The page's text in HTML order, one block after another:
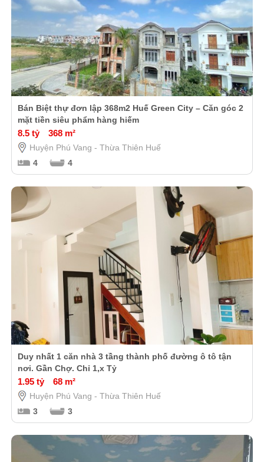
Bán Biệt thự đơn lập 368m2 Huế Green City – Căn góc 2
mặt tiền siêu phẩm hàng hiếm
8.5 tỷ 368 m²
Huyện Phú Vang - Thừa Thiên Huế
4
4
Duy nhất 1 căn nhà 3 tầng thành phố đường ô tô tận
nơi. Gần Chợ. Chỉ 1,x Tỷ
1.95 tỷ 68 m²
Huyện Phú Vang - Thừa Thiên Huế
3
3